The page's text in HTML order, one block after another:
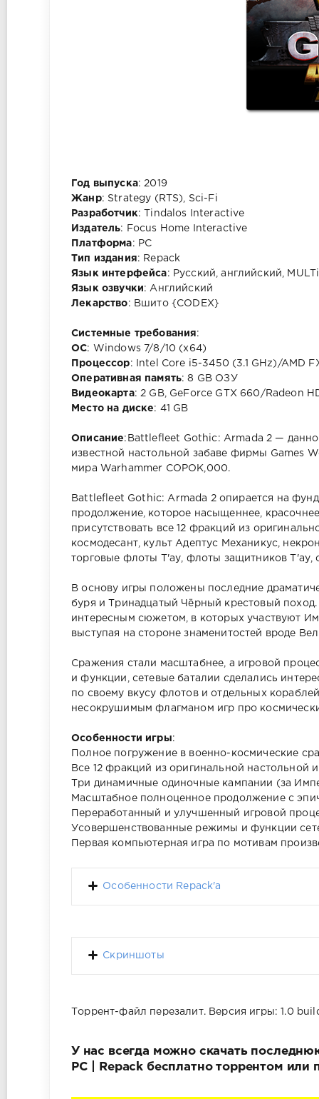
Год выпуска: 2019
Жанр: Strategy (RTS), Sci-Fi
Разработчик: Tindalos Interactive
Издатель: Focus Home Interactive
Платформа: PC
Тип издания: Repack
Язык интерфейса: Русский, английский, MULTi
Язык озвучки: Английский
Лекарство: Вшито {CODEX}
Cистемные требования:
ОС: Windows 7/8/10 (x64)
Процессор: Intel Core i5-3450 (3.1 GHz)/AMD
Оперативная память: 8 GB ОЗУ
Видеокарта: 2 GB, GeForce GTX 660/Radeon
Место на диске: 41 GB
Описание:Battlefleet Gothic: Armada 2 —
известной настольной забаве фирмы Games
мира Warhammer СОРОК,000.
Battlefleet Gothic: Armada 2 опирается на
продолжение, которое насыщеннее,
присутствовать все 12 фракций из
космодесант, культ Адептус Механикус,
торговые флоты Т'ау, флоты защитников Т'ау,
В основу игры положены последние
буря и Тринадцатый Чёрный крестовый
интересным сюжетом, в которых участвуют
выступая на стороне знаменитостей вроде
Сражения стали масштабнее, а игровой
и функции, сетевые баталии сделались
по своему вкусу флотов и отдельных
несокрушимым флагманом игр про
Особенности игры:
Полное погружение в военно-космические
Все 12 фракций из оригинальной настольной
Три динамичные одиночные кампании (за
Масштабное полноценное продолжение с
Переработанный и улучшенный игровой
Усовершенствованные режимы и функции
Первая компьютерная игра по мотивам
Особенности Repack'а
Скриншоты
Торрент-файл перезалит. Версия игры: 1.0
У нас всегда можно скачать
PC | Repack бесплатно торрентом или